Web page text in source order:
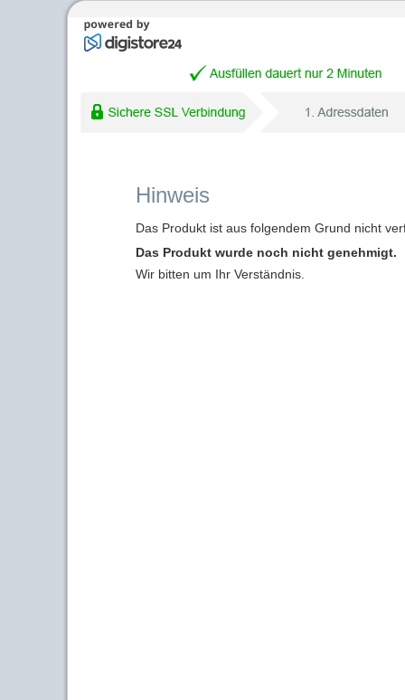
Hinweis
Das Produkt ist aus folgendem Grund nicht
Das Produkt wurde noch nicht genehmigt.
Wir bitten um Ihr Verständnis.